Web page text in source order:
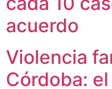
acuerdo
Violencia
Córdoba: